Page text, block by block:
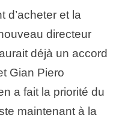
d’acheter et la
directeur
déjà un accord
Gian Piero
a fait la priorité du
maintenant à la